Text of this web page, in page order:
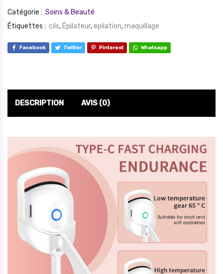
Catégorie : Soins & Beauté
Étiquettes : cils, Épilateur,epilation,maquillage
Facebook Twitter Pinterest Whatsapp
DESCRIPTION AVIS (0)